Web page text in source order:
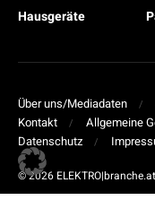
Hausgeräte
Über uns/Mediadaten
Kontakt
Allgemeine
Datenschutz
© 2026 ELEKTRO|branche.at